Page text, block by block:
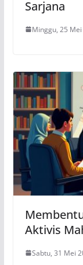
Sarjana
Minggu, 25
Aktivis
Sabtu, 31 Mei